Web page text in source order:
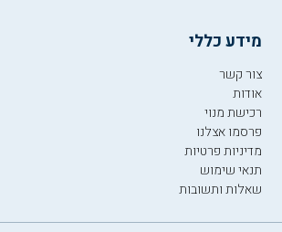
מידע כללי
צור קשר
אודות
רכישת מנוי
פרסמו אצלנו
מדיניות פרטיות
תנאי שימוש
שאלות ותשובות